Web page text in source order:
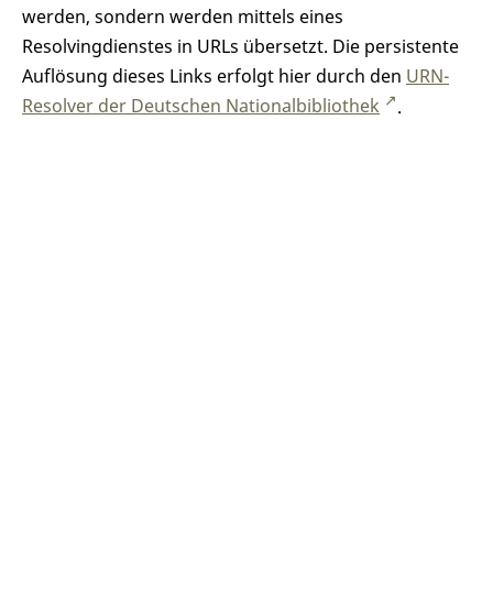
werden, sondern werden mittels eines
Resolvingdienstes in URLs übersetzt. Die persistente
Auflösung dieses Links erfolgt hier durch den URN-
Resolver der Deutschen Nationalbibliothek
.